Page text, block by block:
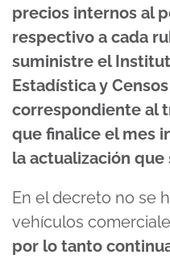
precios internos al
respectivo a cada
suministre el
Estadística y Censos
correspondiente al
que finalice el mes
la actualización que
En el decreto no se
vehículos
por lo tanto